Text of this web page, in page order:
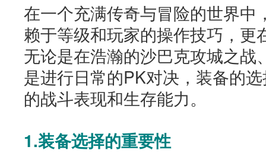
在一个充满传奇与冒险的世界中
赖于等级和玩家的操作技巧，更
无论是在浩瀚的沙巴克攻城之战
是进行日常的PK对决，装备的
的战斗表现和生存能力。
1.装备选择的重要性